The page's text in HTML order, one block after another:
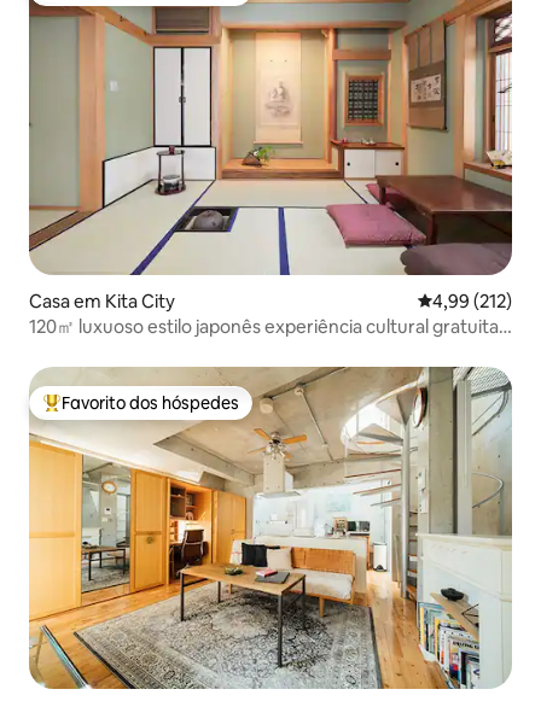
Casa em Kita City Classificação
4,99 (212)
120㎡ luxuoso estilo japonês experiência cultural gratuita
Favoritos dos hóspedes mais apreciados
Favorito dos hóspedes